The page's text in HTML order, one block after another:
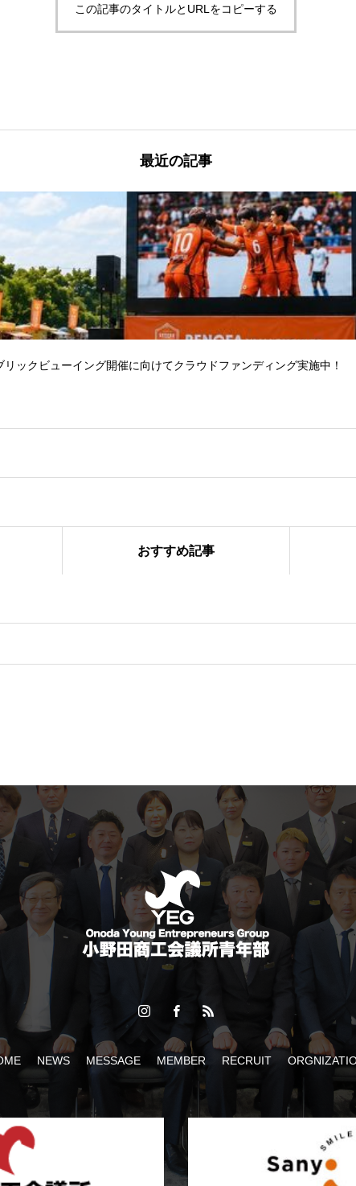
この記事のタイトルとURLをコピーする
最近の記事
リックビューイング開催に向けてクラウドファンディング実施中！
った「おのだ七夕まつり」開催！
】ケント・モリが小野田にやってくる！
おすすめ記事
NEWS MESSAGE MEMBER RECRUIT